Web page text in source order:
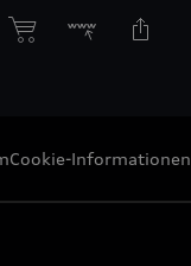
Cookie-Informationen